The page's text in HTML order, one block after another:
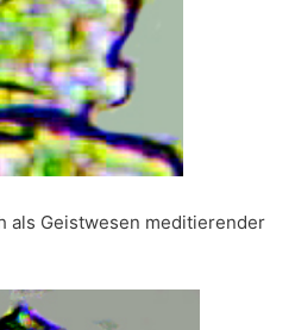
als Geistwesen meditierender